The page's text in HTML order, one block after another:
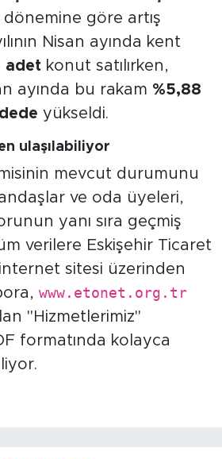
dönemine göre artış
Nisan ayında kent
adetkonut satılırken,
ayında bu rakam %5,88
yükseldi.
ulaşılabiliyor
mevcut durumunu
ve oda üyeleri,
yanı sıra geçmiş
verilere Eskişehir Ticaret
internet sitesi üzerinden
www.etonet.org.tr
"Hizmetlerimiz"
formatında kolayca